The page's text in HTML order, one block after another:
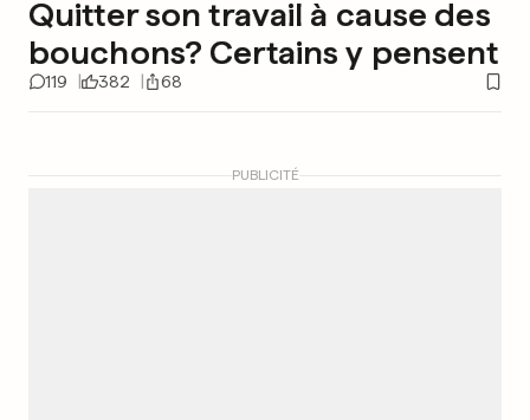
Quitter son travail à cause des
bouchons? Certains y pensent
119 382 68
PUBLICITÉ